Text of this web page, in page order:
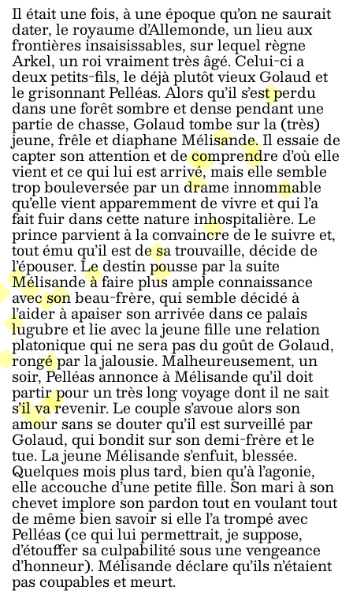
Il était une fois, à une époque qu’on ne saurait
dater, le royaume d’Allemonde, un lieu aux
frontières insaisissables, sur lequel règne
Arkel, un roi vraiment très âgé. Celui-ci a
deux petits-fils, le déjà plutôt vieux Golaud et
le grisonnant Pelléas. Alors qu’il s’est perdu
dans une forêt sombre et dense pendant une
partie de chasse, Golaud tombe sur la (très)
jeune, frêle et diaphane Mélisande. Il essaie de
capter son attention et de comprendre d’où elle
vient et ce qui lui est arrivé, mais elle semble
trop bouleversée par un drame innommable
qu’elle vient apparemment de vivre et qui l’a
fait fuir dans cette nature inhospitalière. Le
prince parvient à la convaincre de le suivre et,
tout ému qu’il est de sa trouvaille, décide de
l’épouser. Le destin pousse par la suite
Mélisande à faire plus ample connaissance
avec son beau-frère, qui semble décidé à
l’aider à apaiser son arrivée dans ce palais
lugubre et lie avec la jeune fille une relation
platonique qui ne sera pas du goût de Golaud,
rongé par la jalousie. Malheureusement, un
soir, Pelléas annonce à Mélisande qu’il doit
partir pour un très long voyage dont il ne sait
s’il va revenir. Le couple s’avoue alors son
amour sans se douter qu’il est surveillé par
Golaud, qui bondit sur son demi-frère et le
tue. La jeune Mélisande s’enfuit, blessée.
Quelques mois plus tard, bien qu’à l’agonie,
elle accouche d’une petite fille. Son mari à son
chevet implore son pardon tout en voulant tout
de même bien savoir si elle l’a trompé avec
Pelléas (ce qui lui permettrait, je suppose,
d’étouffer sa culpabilité sous une vengeance
d’honneur). Mélisande déclare qu’ils n’étaient
pas coupables et meurt.